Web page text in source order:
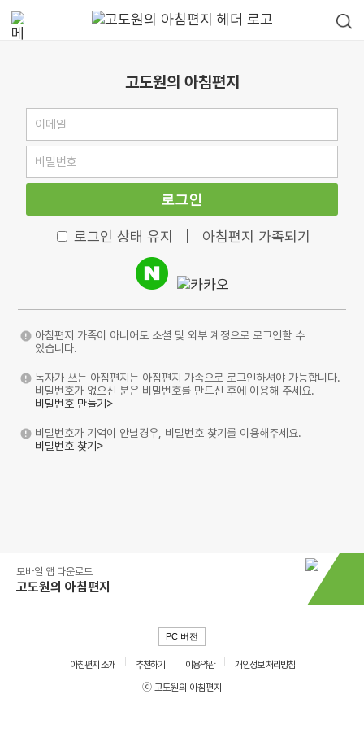
고도원의 아침편지
로그인
로그인 상태 유지 아침편지 가족되기
아침편지 가족이 아니어도 소셜 및 외부 계정으로 로그인할 수
있습니다.
독자가 쓰는 아침편지는 아침편지 가족으로 로그인하셔야 가능합니다.
비밀번호가 없으신 분은 비밀번호를 만드신 후에 이용해 주세요.
비밀번호 만들기>
비밀번호가 기억이 안날경우, 비밀번호 찾기를 이용해주세요.
비밀번호 찾기>
모바일 앱 다운로드
고도원의 아침편지
PC 버전
아침편지 소개 추천하기 이용약관
개인정보 처리방침
ⓒ 고도원의 아침편지